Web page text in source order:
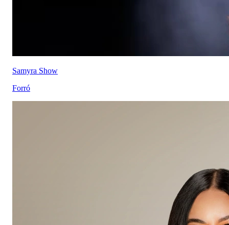
Samyra Show
Forró